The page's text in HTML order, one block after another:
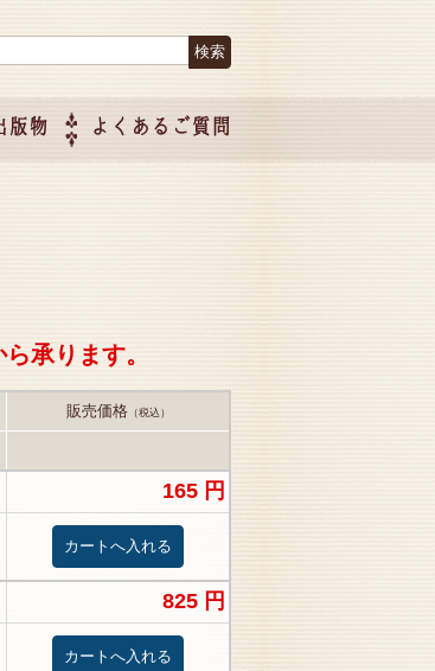
版物 よくあるご質問
承ります。
販売価格（税込）
165 円
825 円